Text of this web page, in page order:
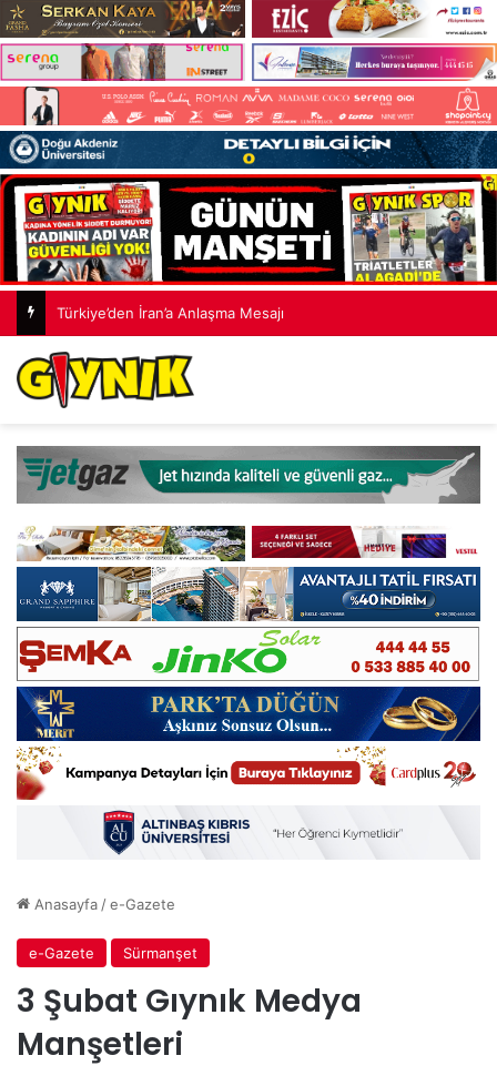
Erenköy Mektupları Yeniden Gün Yüzünde
Anasayfa/e-Gazete
e-Gazete Sürmanşet
3 Şubat Gıynık Medya
Manşetleri